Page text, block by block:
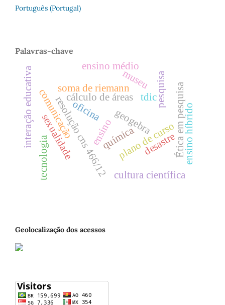
Português (Portugal)
Palavras-chave
cálculo de áreas tdic
geogebra
soma de riemann pesquisa
resolução cns 466/12 plano de cursoÉtica em pesquisa
comunicação
interação educativa ensino ensino híbrido
sexualidade
cultura científica
desastre
oficina
química
museu
tecnologia
ensino médio
Geolocalização dos acessos